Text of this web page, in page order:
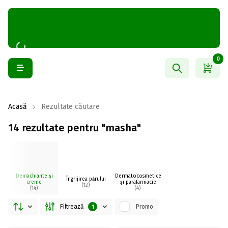
0
Acasă Rezultate căutare
14 rezultate pentru "masha"
Demachiante și
creme
(14)
Îngrijirea părului
(12)
Dermatocosmetice
și parafarmacie
(4)
Filtrează 1 Promo